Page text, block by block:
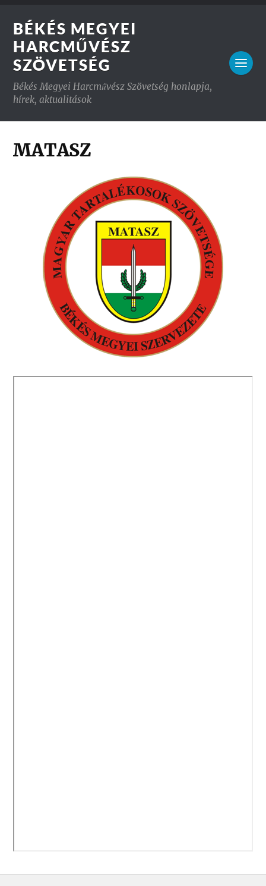
BÉKÉS MEGYEI
HARCMŰVÉSZ
SZÖVETSÉG
Békés Megyei Harcművész Szövetség honlapja,
hírek, aktualitások
MATASZ